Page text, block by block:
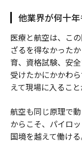
他業界が何十
医療と航空は、こ
ざるを得なかった
育、資格試験、安
受けたかにかかわ
えて現場に入るこ
航空も同じ原理で動
からこそ、パイロ
国境を越えて働ける